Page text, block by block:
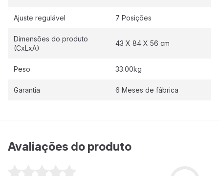
Ajuste regulável 7 Posições
Dimensões do produto
(CxLxA)
43 X 84 X 56 cm
Peso 33.00kg
Garantia 6 Meses de fábrica
Avaliações do produto